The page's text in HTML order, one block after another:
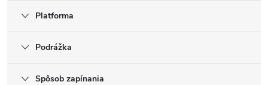
Platforma
Podrážka
Spôsob zapínania